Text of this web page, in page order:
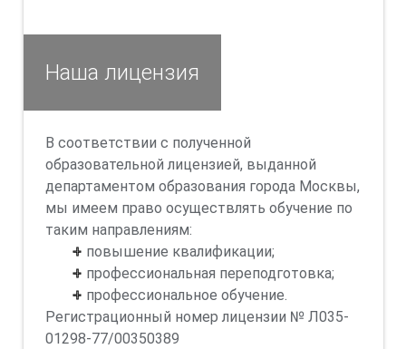
Наша лицензия
В соответствии с полученной
образовательной лицензией, выданной
департаментом образования города Москвы,
мы имеем право осуществлять обучение по
таким направлениям:
повышение квалификации;
профессиональная переподготовка;
профессиональное обучение.
Регистрационный номер лицензии № Л035-
01298-77/00350389